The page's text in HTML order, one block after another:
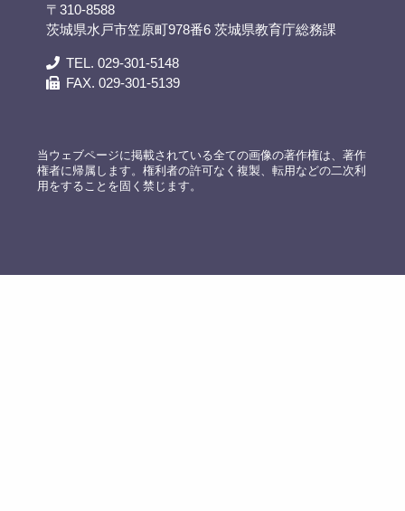
〒310-8588
茨城県水戸市笠原町978番6 茨城県教育庁総務課
TEL. 029-301-5148
FAX. 029-301-5139
当ウェブページに掲載されている全ての画像の著作権は、著作
権者に帰属します。権利者の許可なく複製、転用などの二次利
用をすることを固く禁じます。